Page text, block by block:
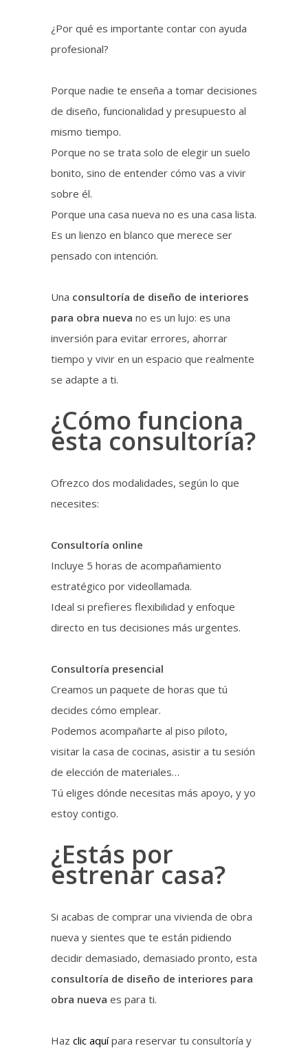
¿Por qué es importante contar con ayuda
profesional?
Porque nadie te enseña a tomar decisiones
de diseño, funcionalidad y presupuesto al
mismo tiempo.
Porque no se trata solo de elegir un suelo
bonito, sino de entender cómo vas a vivir
sobre él.
Porque una casa nueva no es una casa lista.
Es un lienzo en blanco que merece ser
pensado con intención.
Una consultoría de diseño de interiores
para obra nueva no es un lujo: es una
inversión para evitar errores, ahorrar
tiempo y vivir en un espacio que realmente
se adapte a ti.
¿Cómo funciona
esta consultoría?
Ofrezco dos modalidades, según lo que
necesites:
Consultoría online
Incluye 5 horas de acompañamiento
estratégico por videollamada.
Ideal si prefieres flexibilidad y enfoque
directo en tus decisiones más urgentes.
Consultoría presencial
Creamos un paquete de horas que tú
decides cómo emplear.
Podemos acompañarte al piso piloto,
visitar la casa de cocinas, asistir a tu sesión
de elección de materiales…
Tú eliges dónde necesitas más apoyo, y yo
estoy contigo.
¿Estás por
estrenar casa?
Si acabas de comprar una vivienda de obra
nueva y sientes que te están pidiendo
decidir demasiado, demasiado pronto, esta
consultoría de diseño de interiores para
obra nueva es para ti.
Haz clic aquípara reservar tu consultoría y